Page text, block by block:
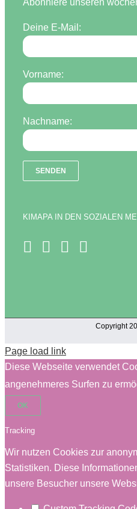
Abonniere unseren
Deine E-Mail:
Vorname:
Nachname:
KIMAPA IN DEN SOZIALEN
Copyright
Page load link
Diese Webseite verwendet
angenehmeres Surfen zu
OK
Tracking
Wir nutzen Cookies zur
Statistiken. Diese
unsere Besucher unsere